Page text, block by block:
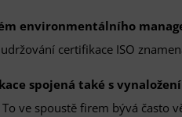
environmentálního
certifikace ISO
spojená také s
To ve spoustě firem bývá často